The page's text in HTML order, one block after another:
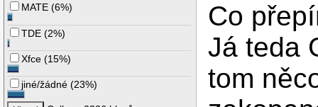
MATE (6%)
TDE (2%)
Xfce (15%)
jiné/žádné (23%)
Co
Já teda
tom